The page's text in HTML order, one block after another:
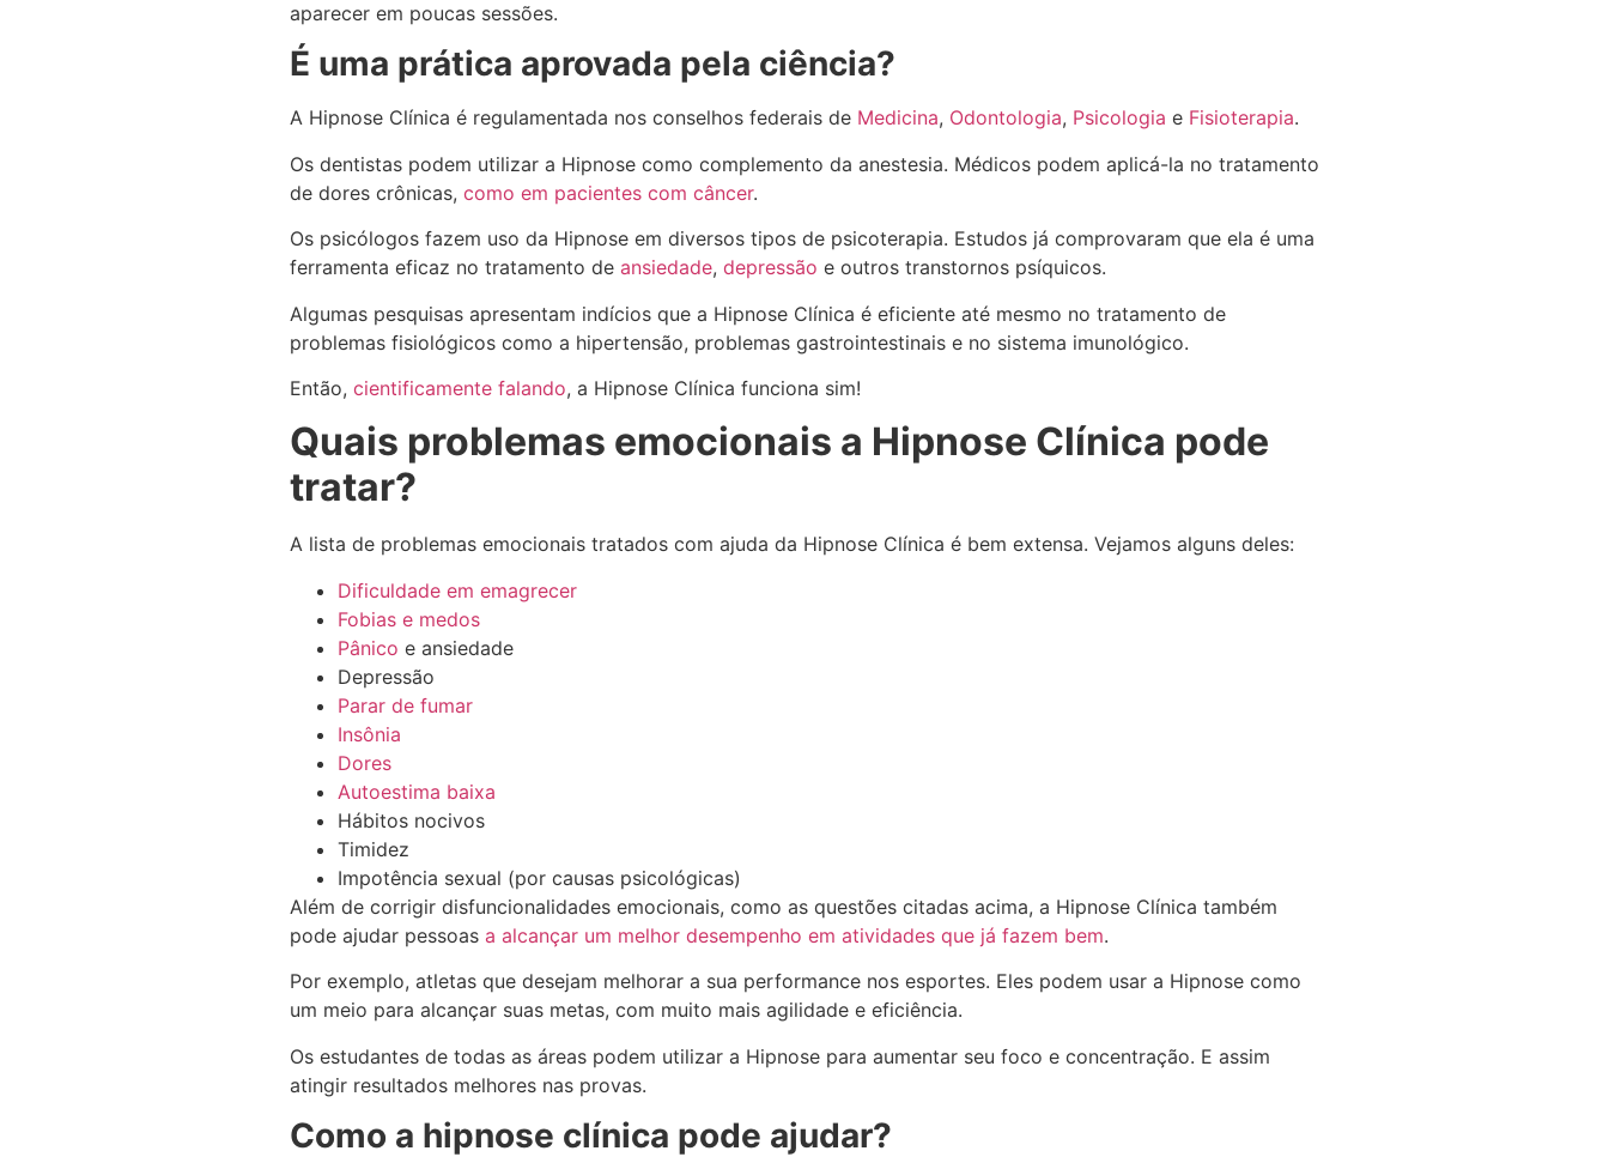
aparecer em poucas sessões.
É uma prática aprovada pela ciência?
A Hipnose Clínica é regulamentada nos conselhos federais de Medicina, Odontologia, Psicologia e Fisioterapia.
Os dentistas podem utilizar a Hipnose como complemento da anestesia. Médicos podem aplicá-la no tratamento
de dores crônicas, como em pacientes com câncer.
Os psicólogos fazem uso da Hipnose em diversos tipos de psicoterapia. Estudos já comprovaram que ela é uma
ferramenta eficaz no tratamento de ansiedade, depressão e outros transtornos psíquicos.
Algumas pesquisas apresentam indícios que a Hipnose Clínica é eficiente até mesmo no tratamento de
problemas fisiológicos como a hipertensão, problemas gastrointestinais e no sistema imunológico.
Então, cientificamente falando, a Hipnose Clínica funciona sim!
Quais problemas emocionais a Hipnose Clínica pode
tratar?
A lista de problemas emocionais tratados com ajuda da Hipnose Clínica é bem extensa. Vejamos alguns deles:
Dificuldade em emagrecer
Fobias e medos
Pânico e ansiedade
Depressão
Parar de fumar
Insônia
Dores
Autoestima baixa
Hábitos nocivos
Timidez
Impotência sexual (por causas psicológicas)
Além de corrigir disfuncionalidades emocionais, como as questões citadas acima, a Hipnose Clínica também
pode ajudar pessoas a alcançar um melhor desempenho em atividades que já fazem bem.
Por exemplo, atletas que desejam melhorar a sua performance nos esportes. Eles podem usar a Hipnose como
um meio para alcançar suas metas, com muito mais agilidade e eficiência.
Os estudantes de todas as áreas podem utilizar a Hipnose para aumentar seu foco e concentração. E assim
atingir resultados melhores nas provas.
Como a hipnose clínica pode ajudar?